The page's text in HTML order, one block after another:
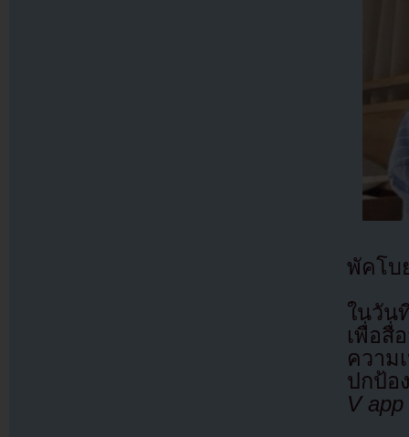
พัคโบ
ในวัน
เพื่อสื่
ความ
ปกป้อ
V